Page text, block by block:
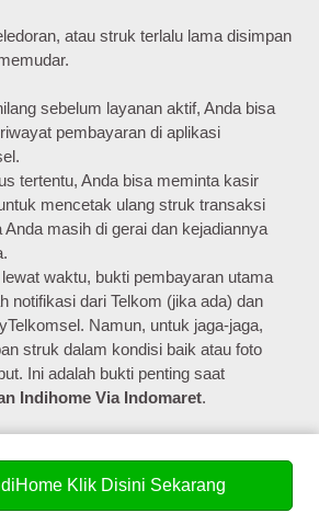
atau struk terlalu lama disimpan
sebelum layanan aktif, Anda bisa
pembayaran di aplikasi
tertentu, Anda bisa meminta kasir
mencetak ulang struk transaksi
Anda masih di gerai dan kejadiannya
waktu, bukti pembayaran utama
notifikasi dari Telkom (jika ada) dan
Namun, untuk jaga-jaga,
struk dalam kondisi baik atau foto
Ini adalah bukti penting saat
Indihome Via Indomaret.
saat melakukan
Lewat Indomaret
. IndiHome
Klik Disini Sekarang